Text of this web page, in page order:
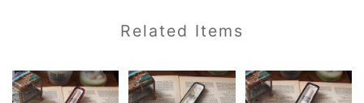
Related Items